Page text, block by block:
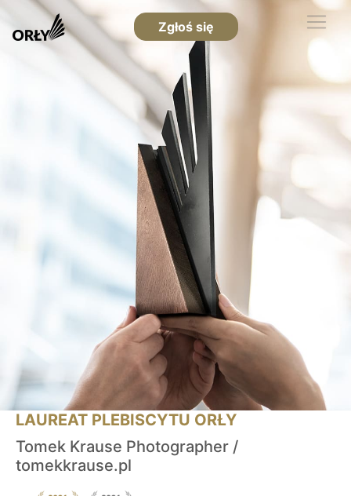
Zgłoś się
LAUREAT PLEBISCYTU ORŁY
Tomek Krause Photographer /
tomekkrause.pl